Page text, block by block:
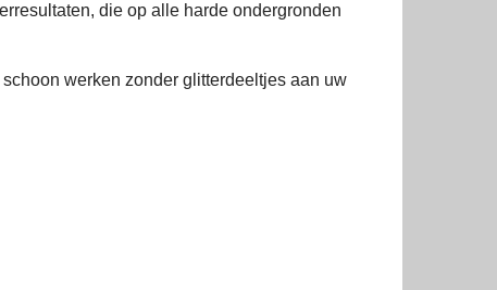
die op alle harde ondergronden
werken zonder glitterdeeltjes aan uw